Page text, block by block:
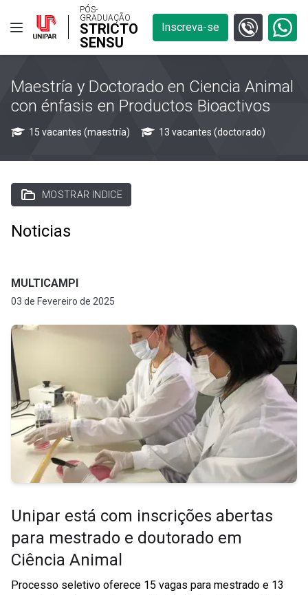
PÓS-
GRADUAÇÃO
STRICTO
SENSU
Inscreva-se
Maestría y Doctorado en Ciencia Animal
con énfasis en Productos Bioactivos
15 vacantes (maestría) 13 vacantes (doctorado)
MOSTRAR INDICE
Noticias
MULTICAMPI
03 de Fevereiro de 2025
Unipar está com inscrições abertas
para mestrado e doutorado em
Ciência Animal
Processo seletivo oferece 15 vagas para mestrado e 13